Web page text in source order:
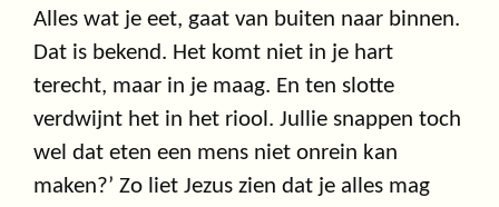
Alles wat je eet, gaat van buiten naar binnen.
Dat is bekend. Het komt niet in je hart
terecht, maar in je maag. En ten slotte
verdwijnt het in het riool. Jullie snappen toch
wel dat eten een mens niet onrein kan
maken?’ Zo liet Jezus zien dat je alles mag